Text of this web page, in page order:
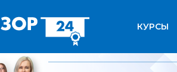
КУРСЫ